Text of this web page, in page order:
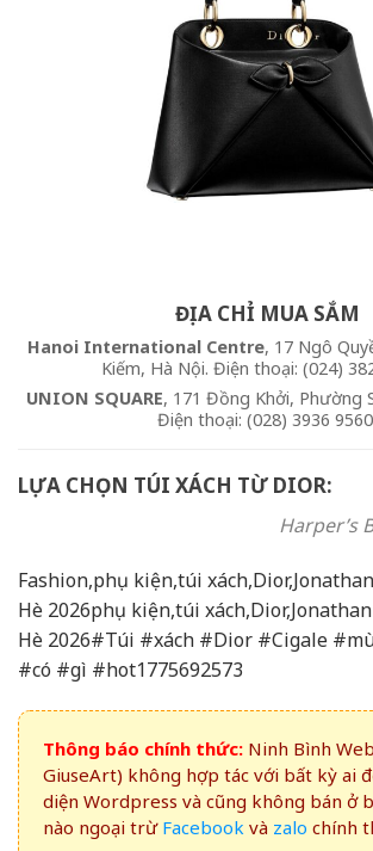
ĐỊA CHỈ MUA SẮM
Hanoi International Centre, 17 Ngô
Kiếm, Hà Nội. Điện thoại: (024)
UNION SQUARE, 171 Đồng Khởi, Phường
Điện thoại: (028) 3936
LỰA CHỌN TÚI XÁCH TỪ DIOR:
Harper’s
Fashion,phụ kiện,túi
Hè 2026phụ kiện,túi
Hè 2026#Túi #xách #Dior #Cigale
#có #gì #hot1775692573
Thông báo chính thức: Ninh Bình
GiuseArt) không hợp tác với bất kỳ ai
diện Wordpress và cũng không bán ở
nào ngoại trừ Facebook và zalo chính